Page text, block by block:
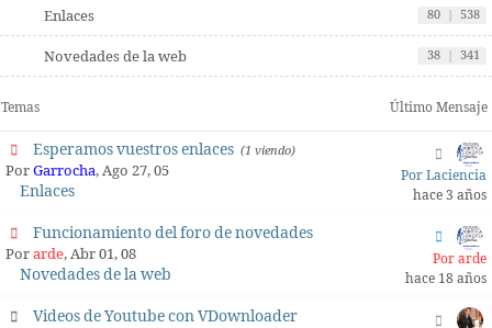
Enlaces 80 | 538
Novedades de la web 38 | 341
Temas Último Mensaje
Esperamos vuestros enlaces (1 viendo)
PorGarrocha, Ago 27, 05
Enlaces
Por Laciencia
hace 3 años
Funcionamiento del foro de novedades
Porarde, Abr 01, 08
Novedades de la web
Por arde
hace 18 años
Videos de Youtube con VDownloader